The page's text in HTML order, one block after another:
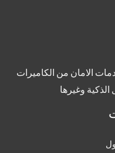
الامان من الكاميرات
الذكية وغيرها